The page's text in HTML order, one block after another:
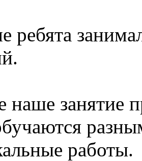
ребята
наше занятие
работы.